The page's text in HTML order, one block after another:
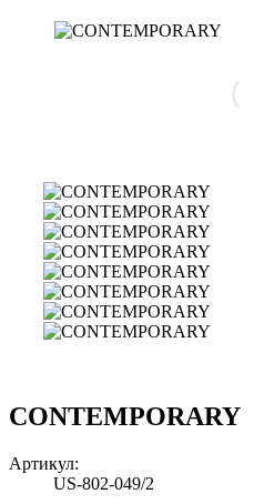
CONTEMPORARY
Артикул:
US-802-049/2